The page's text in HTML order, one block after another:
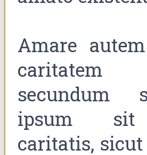
Amare
caritatem
secundum
ipsum sit
caritatis,